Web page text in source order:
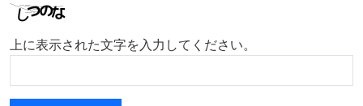
上に表示された文字を入力してください。